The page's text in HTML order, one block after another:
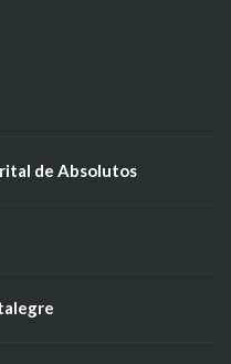
de Absolutos